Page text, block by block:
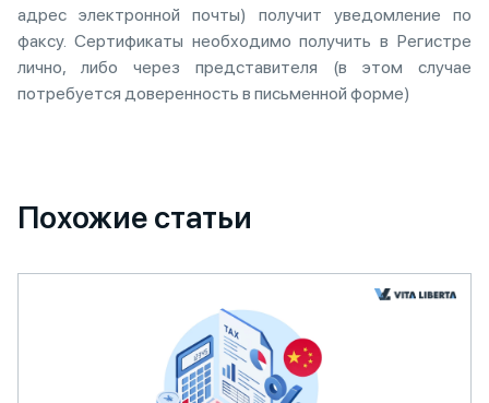
адрес электронной почты) получит уведомление по
факсу. Сертификаты необходимо получить в Регистре
лично, либо через представителя (в этом случае
потребуется доверенность в письменной форме)
Похожие статьи